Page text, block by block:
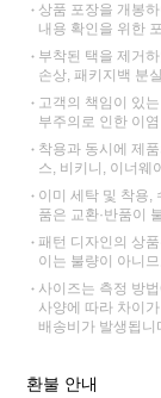
상품 포장을 개봉
내용 확인을 위한
부착된 택을 제거
손상, 패키지백 분
고객의 책임이 있
부주의로 인한 이
착용과 동시에 제
스, 비키니, 이너웨
이미 세탁 및 착용,
품은 교환·반품이
패턴 디자인의 상
이는 불량이 아니
사이즈는 측정 방
사양에 따라 차이
배송비가 발생됩니
환불 안내